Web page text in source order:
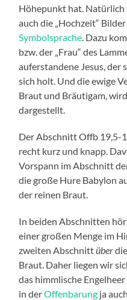
Höhepunkt hat. Natürlich
auch die „Hochzeit“
Symbolsprache . Dazu
bzw. der „Frau“ des
auferstandene Jesus, der
sich holt. Und die ewige
Braut und Bräutigam,
dargestellt.
Der Abschnitt Offb 19,5-
recht kurz und knapp.
Vorspann im Abschnitt
die große Hure Babylon
der reinen Braut.
In beiden Abschnitten
einer großen Menge im
zweiten Abschnittüber
Braut. Daher liegen wir
das himmlische
in derOffenbarung ja